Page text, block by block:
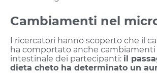
Cambiamenti nel
I ricercatori hanno scoperto che il
ha comportato anche
intestinale dei partecipanti: il
dieta cheto ha determinato un